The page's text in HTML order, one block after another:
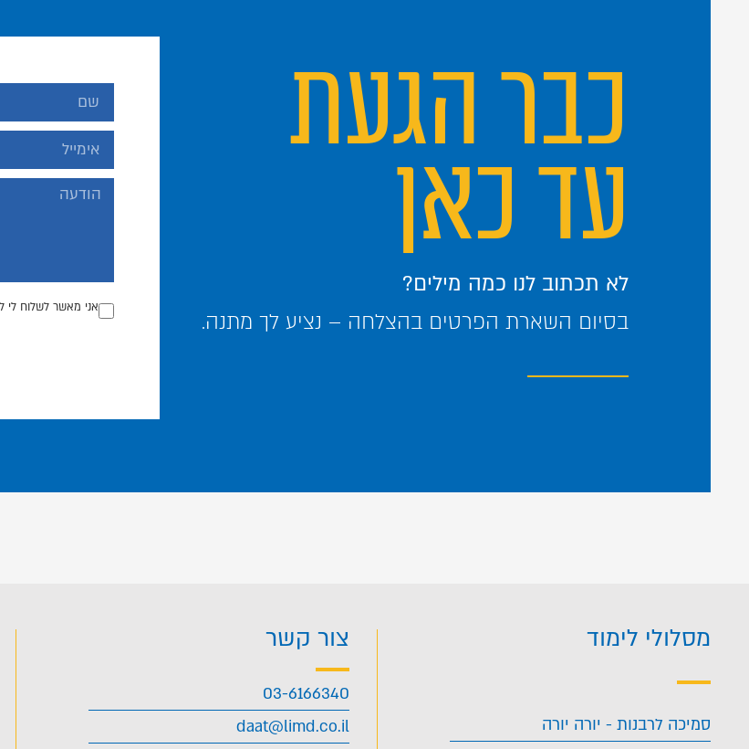
כבר הגעת
עד כאן
לא תכתוב לנו כמה מילים?
בסיום השארת הפרטים בהצלחה – נציע לך מתנה.
אני מאשר לשלוח לי
מסלולי לימוד
סמיכה לרבנות - יורה יורה
צור קשר
03-6166340
daat@limd.co.il